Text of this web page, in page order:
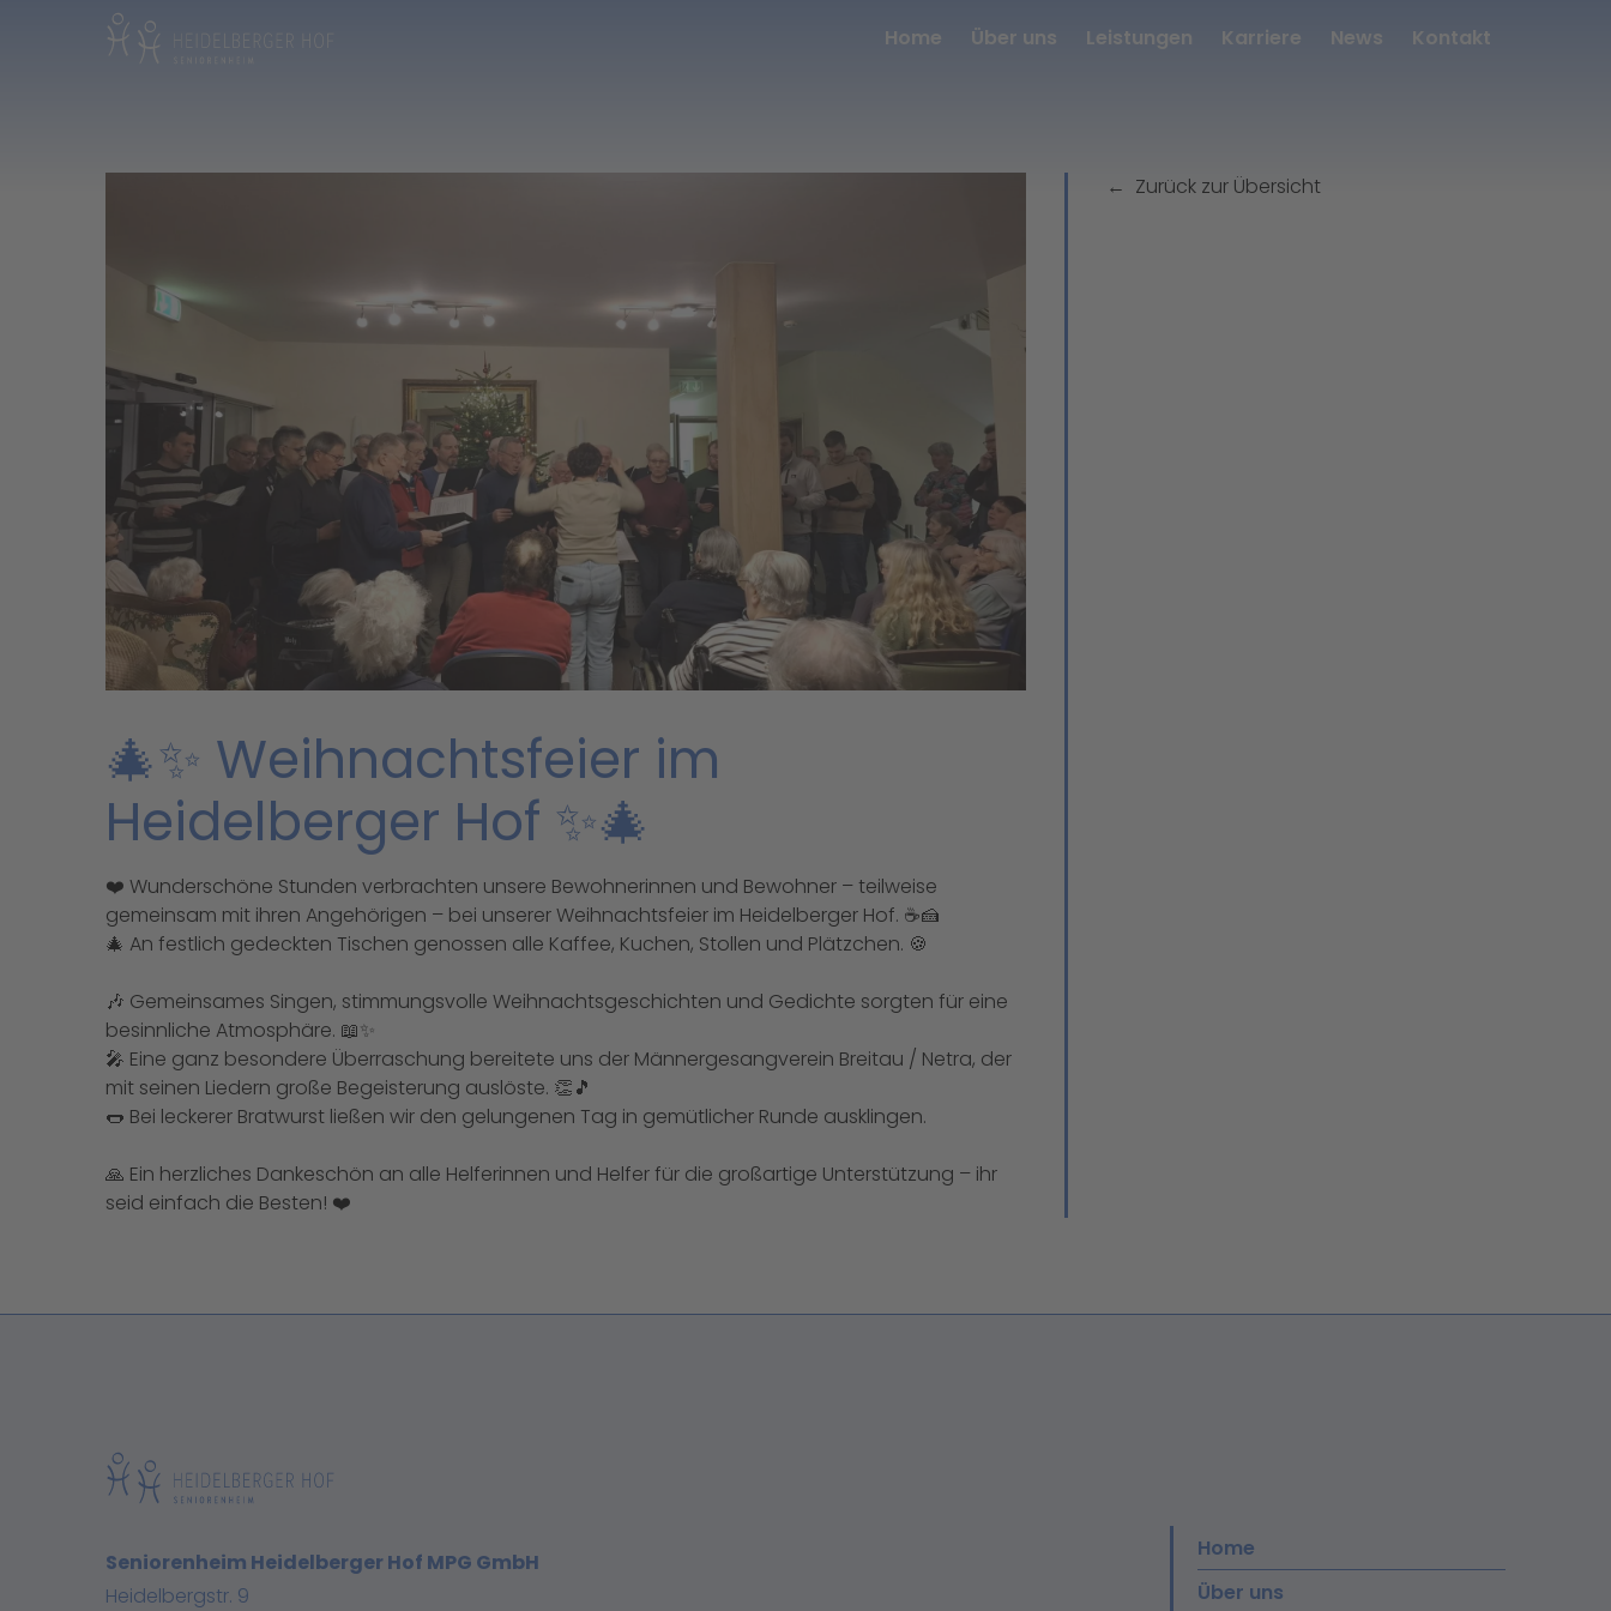
Home Über uns Leistungen Karriere News Kontakt
🎄✨ Weihnachtsfeier im
Heidelberger Hof ✨🎄
❤️ Wunderschöne Stunden verbrachten unsere Bewohnerinnen und Bewohner – teilweise
gemeinsam mit ihren Angehörigen – bei unserer Weihnachtsfeier im Heidelberger Hof. ☕🍰
🎄 An festlich gedeckten Tischen genossen alle Kaffee, Kuchen, Stollen und Plätzchen. 🍪
🎶 Gemeinsames Singen, stimmungsvolle Weihnachtsgeschichten und Gedichte sorgten für eine
besinnliche Atmosphäre. 📖✨
🎤 Eine ganz besondere Überraschung bereitete uns der Männergesangverein Breitau / Netra, der
mit seinen Liedern große Begeisterung auslöste. 👏🎵
🌭 Bei leckerer Bratwurst ließen wir den gelungenen Tag in gemütlicher Runde ausklingen.
🙏 Ein herzliches Dankeschön an alle Helferinnen und Helfer für die großartige Unterstützung – ihr
seid einfach die Besten! ❤️
Zurück zur Übersicht
Seniorenheim Heidelberger Hof MPG GmbH
Heidelbergstr. 9
Home
Über uns